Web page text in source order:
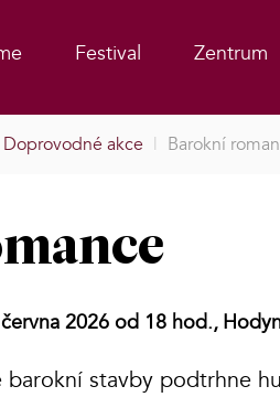
Festival Zentrum
Doprovodné akce | Barokní
2026 od 18 hod.,
stavby podtrhne